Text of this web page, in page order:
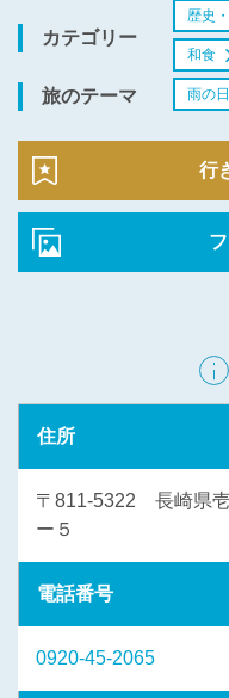
カテゴリー
歴史
和食
旅のテーマ 雨の
行
住所
〒811-5322 長崎県
ー５
電話番号
0920-45-2065